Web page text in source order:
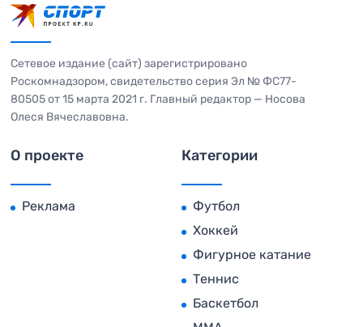
Сетевое издание (сайт) зарегистрировано
Роскомнадзором, свидетельство серия Эл № ФС77-
80505 от 15 марта 2021 г. Главный редактор — Носова
Олеся Вячеславовна.
О проекте
Реклама
Категории
Футбол
Хоккей
Фигурное катание
Теннис
Баскетбол